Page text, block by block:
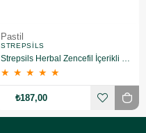
Pastil
STREPSILS
Strepsils Herbal Zencefil İçerikli Pastil Takviye Edici Gıda 16 Adet
★ ★ ★ ★ ★
₺187,00